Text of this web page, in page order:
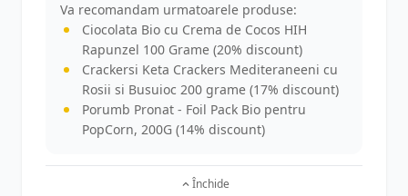
Va recomandam urmatoarele produse:
Ciocolata Bio cu Crema de Cocos HIH
Rapunzel 100 Grame (20% discount)
Crackersi Keta Crackers Mediteraneeni cu
Rosii si Busuioc 200 grame (17% discount)
Porumb Pronat - Foil Pack Bio pentru
PopCorn, 200G (14% discount)
Închide